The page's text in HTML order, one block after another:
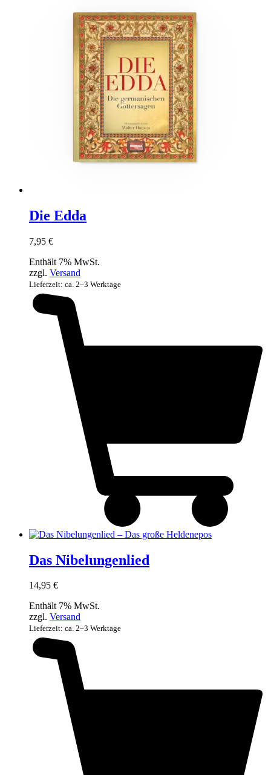
Die Edda
7,95 €
Enthält 7% MwSt.
zzgl. Versand
Lieferzeit: ca. 2–3 Werktage
Das Nibelungenlied
14,95 €
Enthält 7% MwSt.
zzgl. Versand
Lieferzeit: ca. 2–3 Werktage